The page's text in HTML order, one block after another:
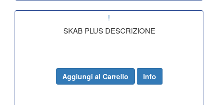
!
SKAB PLUS DESCRIZIONE
Aggiungi al Carrello Info